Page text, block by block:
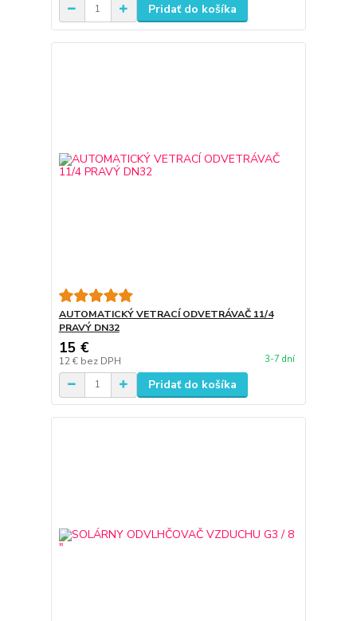
Pridať do košíka
AUTOMATICKÝ VETRACÍ ODVETRÁVAČ 11/4
PRAVÝ DN32
15 €
12 € bez DPH 3-7 dní
Pridať do košíka